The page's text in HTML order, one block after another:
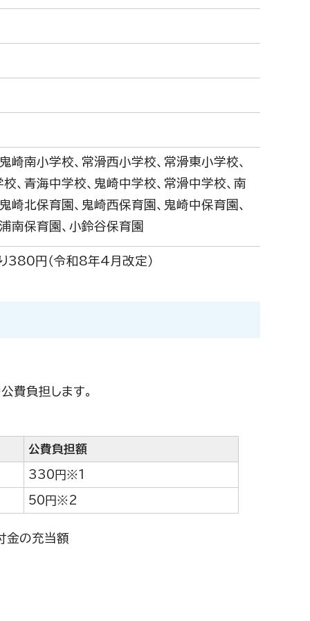
崎南小学校、常滑西小学校、常滑東小学校、
、青海中学校、鬼崎中学校、常滑中学校、南
崎北保育園、鬼崎西保育園、鬼崎中保育園、
南保育園、小鈴谷保育園
380円（令和8年4月改定）
費負担します。
公費負担額
330円※1
50円※2
金の充当額